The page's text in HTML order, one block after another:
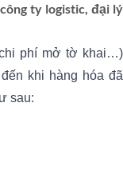
ty logistic, đại lý
phí mở tờ khai…)
khi hàng hóa đã
sau: